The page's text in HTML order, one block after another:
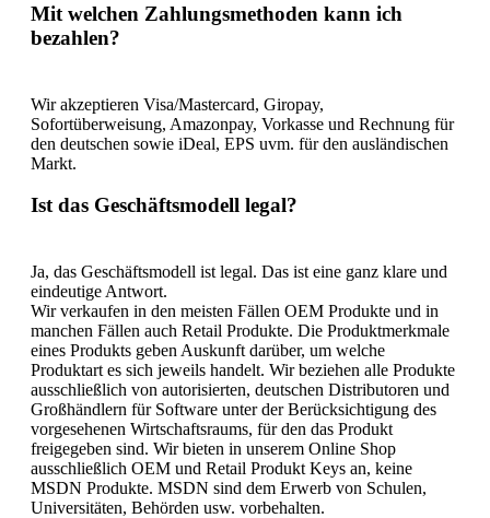
Mit welchen Zahlungsmethoden kann ich
bezahlen?
Wir akzeptieren Visa/Mastercard, Giropay,
Sofortüberweisung, Amazonpay, Vorkasse und Rechnung für
den deutschen sowie iDeal, EPS uvm. für den ausländischen
Markt.
Ist das Geschäftsmodell legal?
Ja, das Geschäftsmodell ist legal. Das ist eine ganz klare und
eindeutige Antwort.
Wir verkaufen in den meisten Fällen OEM Produkte und in
manchen Fällen auch Retail Produkte. Die Produktmerkmale
eines Produkts geben Auskunft darüber, um welche
Produktart es sich jeweils handelt. Wir beziehen alle Produkte
ausschließlich von autorisierten, deutschen Distributoren und
Großhändlern für Software unter der Berücksichtigung des
vorgesehenen Wirtschaftsraums, für den das Produkt
freigegeben sind. Wir bieten in unserem Online Shop
ausschließlich OEM und Retail Produkt Keys an, keine
MSDN Produkte. MSDN sind dem Erwerb von Schulen,
Universitäten, Behörden usw. vorbehalten.